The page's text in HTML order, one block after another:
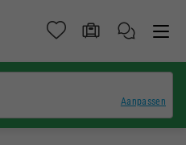
Aanpassen